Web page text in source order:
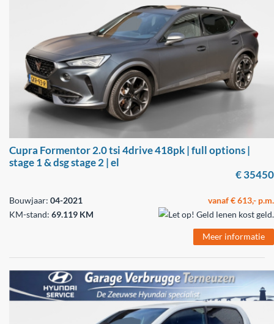
Cupra Formentor 2.0 tsi 4drive 418pk | full options |
stage 1 & dsg stage 2 | el
€ 35450
Bouwjaar: 04-2021
KM-stand: 69.119 KM
vanaf € 613,- p.m.
Meer informatie